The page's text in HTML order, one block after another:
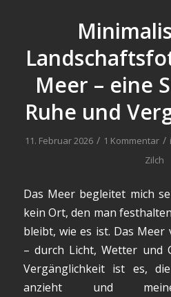
Meer – eine
Ruhe und
11. Februar 2026 / 1 Kommentar /
Zilch
Das Meer begleitet mich
kein Ort, den man
bleibt, wie es ist. Das
– durch Licht, Wetter und
Vergänglichkeit ist es,
anzieht und meine